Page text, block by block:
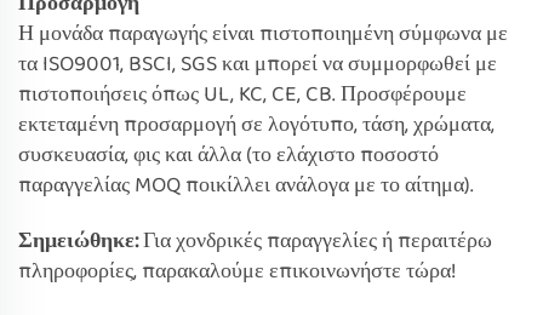
Η μονάδα παραγωγής είναι πιστοποιημένη σύμφωνα με
τα ISO9001, BSCI, SGS και μπορεί να συμμορφωθεί με
πιστοποιήσεις όπως UL, KC, CE, CB. Προσφέρουμε
εκτεταμένη προσαρμογή σε λογότυπο, τάση, χρώματα,
συσκευασία, φις και άλλα (το ελάχιστο ποσοστό
παραγγελίας MOQ ποικίλλει ανάλογα με το αίτημα).
Σημειώθηκε:Για χονδρικές παραγγελίες ή περαιτέρω
πληροφορίες, παρακαλούμε επικοινωνήστε τώρα!